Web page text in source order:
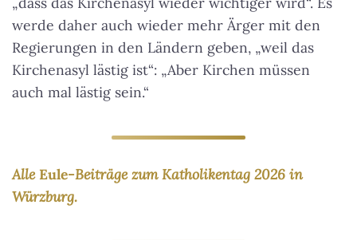
werde daher auch wieder mehr Ärger mit den
Regierungen in den Ländern geben, „weil das
Kirchenasyl lästig ist“: „Aber Kirchen müssen
auch mal lästig sein.“
AlleEule-Beiträge zum Katholikentag 2026 in
Würzburg.